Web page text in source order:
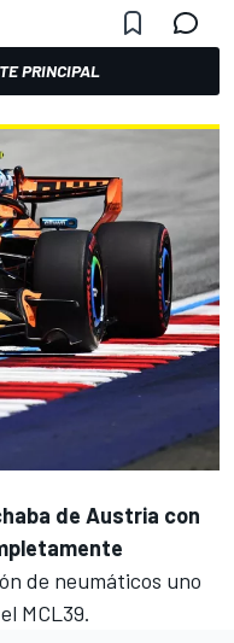
PRINCIPAL
de Austria con
de neumáticos uno
MCL39.